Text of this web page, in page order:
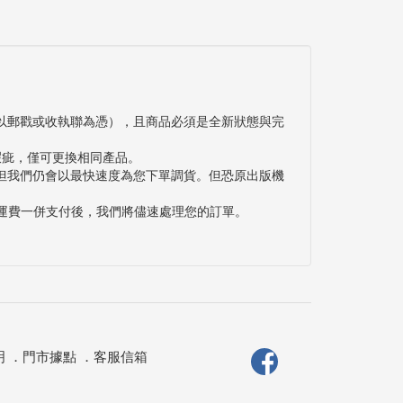
戳或收執聯為憑），且商品必須是全新狀態與完
，僅可更換相同產品。
們仍會以最快速度為您下單調貨。但恐原出版機
一併支付後，我們將儘速處理您的訂單。
． 門市據點． 客服信箱